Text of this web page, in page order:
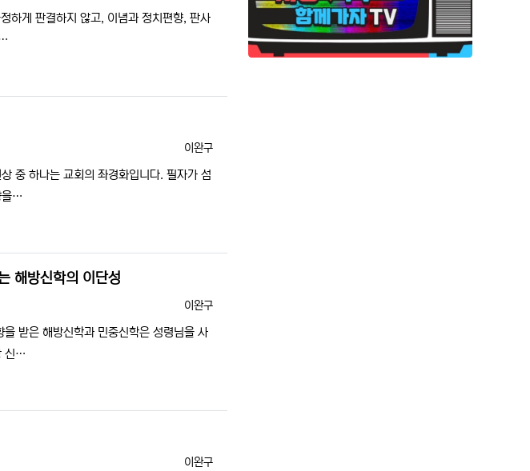
하게 판결하지 않고, 이념과 정치편향, 판사
등록자
이완구
중 하나는 교회의 좌경화입니다. 필자가 섬
을…
해방신학의 이단성
등록자
이완구
받은 해방신학과 민중신학은 성령님을 사
신…
등록자
이완구